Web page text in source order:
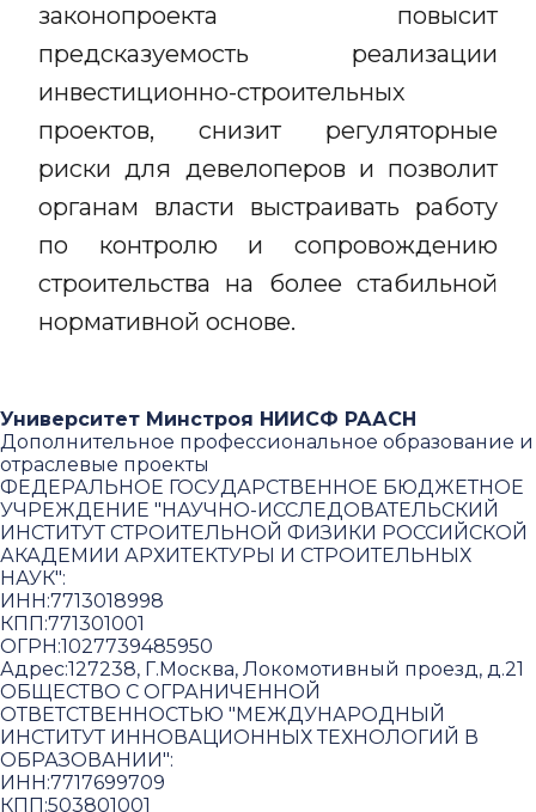
законопроекта повысит
предсказуемость реализации
инвестиционно-строительных
проектов, снизит регуляторные
риски для девелоперов и позволит
органам власти выстраивать работу
по контролю и сопровождению
строительства на более стабильной
нормативной основе.
Университет Минстроя НИИСФ РААСН
Дополнительное профессиональное образование и
отраслевые проекты
ФЕДЕРАЛЬНОЕ ГОСУДАРСТВЕННОЕ БЮДЖЕТНОЕ
УЧРЕЖДЕНИЕ "НАУЧНО-ИССЛЕДОВАТЕЛЬСКИЙ
ИНСТИТУТ СТРОИТЕЛЬНОЙ ФИЗИКИ РОССИЙСКОЙ
АКАДЕМИИ АРХИТЕКТУРЫ И СТРОИТЕЛЬНЫХ
НАУК":
ИНН:7713018998
КПП:771301001
ОГРН:1027739485950
Адрес:127238, Г.Москва, Локомотивный проезд, д.21
ОБЩЕСТВО С ОГРАНИЧЕННОЙ
ОТВЕТСТВЕННОСТЬЮ "МЕЖДУНАРОДНЫЙ
ИНСТИТУТ ИННОВАЦИОННЫХ ТЕХНОЛОГИЙ В
ОБРАЗОВАНИИ":
ИНН:7717699709
КПП:503801001